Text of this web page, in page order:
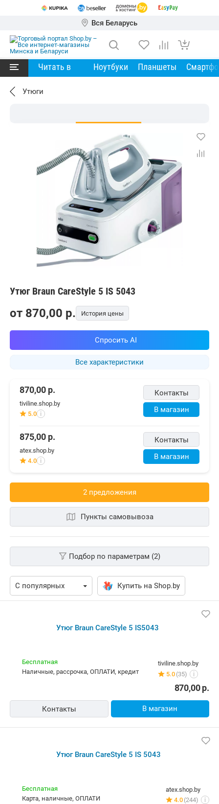
Вся Беларусь
Читать в Ноутбуки Планшеты
Утюги
Утюг Braun CareStyle 5 IS 5043
Все характеристики
от 870,00 p. История цены
Спросить AI
Контакты
В магазин
870,00 р.
tiviline.shop.by
5.0 i
Контакты
В магазин
875,00 р.
atex.shop.by
4.0 i
2 предложения
Пункты самовывоза
Подбор по параметрам (2)
Купить на Shop.by
Утюг Braun CareStyle 5 IS5043
tiviline.shop.by
5.0 (35) i
Бесплатная
наличные, рассрочка, ОПЛАТИ, кредит
870,00р.
Контакты В магазин
Утюг Braun CareStyle 5 IS 5043
atex.shop.by
4.0 (244) i
Бесплатная
карта, наличные, ОПЛАТИ